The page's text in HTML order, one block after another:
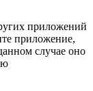
приложений
приложение,
случае оно